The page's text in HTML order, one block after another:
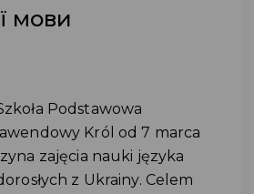
мови
Podstawowa
Król od 7 marca
zajęcia nauki języka
z Ukrainy. Celem